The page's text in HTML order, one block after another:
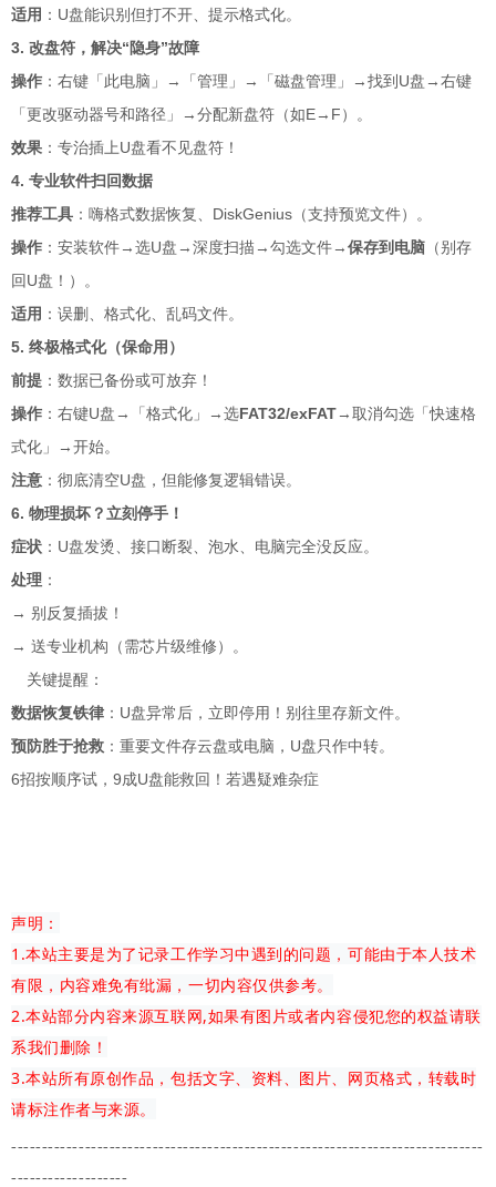
适用 ：U盘能识别但打不开、提示格式化。
3. 改盘符，解决“隐身”故障
操作 ：右键「此电脑」→「管理」→「磁盘管理」→找到U盘→右键
「更改驱动器号和路径」→分配新盘符（如E→F）
。
效果 ：专治插上U盘看不见盘符！
4. 专业软件扫回数据
推荐工具 ：嗨格式数据恢复、DiskGenius（支持预览文件）。
操作 ：安装软件→选U盘→深度扫描→勾选文件→保存到电脑 （别存
回U盘！）
。
适用 ：误删、格式化、乱码文件。
5. 终极格式化（保命用）
前提 ：数据已备份或可放弃！
操作 ：右键U盘→「格式化」→选FAT32/exFAT→取消勾选「快速格
式化」→开始。
注意 ：彻底清空U盘，但能修复逻辑错误。
6. 物理损坏？立刻停手！
症状 ：U盘发烫、接口断裂、泡水、电脑完全没反应。
处理 ：
→ 别反复插拔！
→ 送专业机构（需芯片级维修）
。
关键提醒：
数据恢复铁律 ：U盘异常后，立即停用！别往里存新文件。
预防胜于抢救 ：重要文件存云盘或电脑，U盘只作中转。
6招按顺序试，9成U盘能救回！若遇疑难杂症
声明：
1.本站主要是为了记录工作学习中遇到的问题，可能由于本人技术
有限，内容难免有纰漏，一切内容仅供参考。
2.本站部分内容来源互联网,如果有图片或者内容侵犯您的权益请联
系我们删除！
3.本站所有原创作品，包括文字、资料、图片、网页格式，转载时
请标注作者与来源。
-----------------------------------------------------------------------------
-------------------